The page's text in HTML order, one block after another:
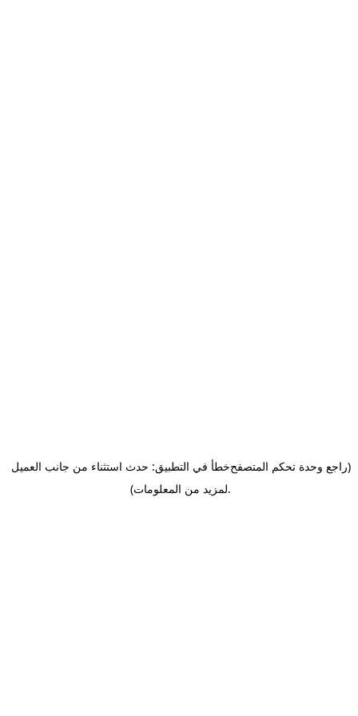
خطأ في التطبيق: حدث استثناء من جانب العميل(راجع وحدة تحكم المتصفح
لمزيد من المعلومات).